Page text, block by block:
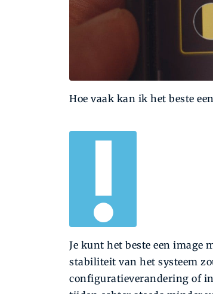
Hoe vaak kan ik het beste
Je kunt het beste een image
stabiliteit van het systeem
configuratieverandering of